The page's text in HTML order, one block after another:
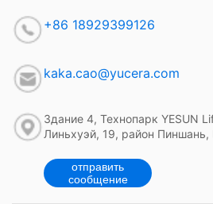
+86 18929399126
kaka.cao@yucera.com
Здание 4, Технопарк YESUN
Линьхуэй, 19, район
отправить
сообщение